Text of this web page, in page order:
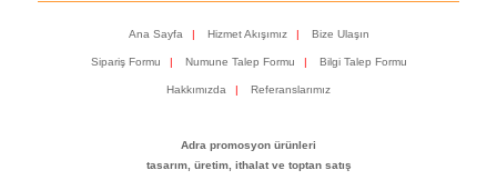
Ana Sayfa | Hizmet Akışımız | Bize Ulaşın
Sipariş Formu | Numune Talep Formu | Bilgi Talep Formu
Hakkımızda | Referanslarımız
Adra promosyon ürünleri
tasarım, üretim, ithalat ve toptan satış